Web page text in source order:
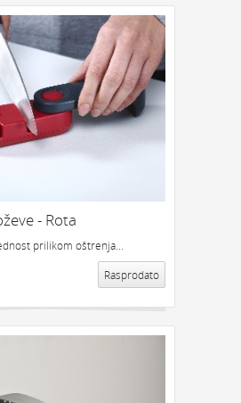
- Rota
prilikom oštrenja...
Rasprodato